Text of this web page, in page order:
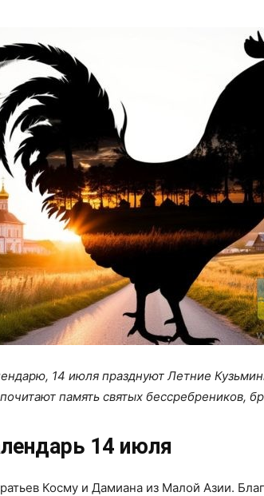
14 июля празднуют Летние
память святых бессребреников,
14 июля
Косму и Дамиана из Малой Азии.